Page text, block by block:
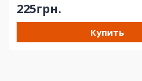
225грн.
Купить